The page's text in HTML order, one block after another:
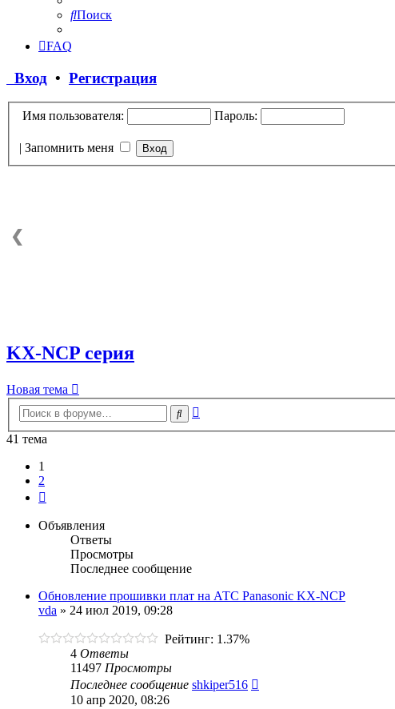
Поиск
FAQ
Вход • Регистрация
Имя пользователя: Пароль:
| Запомнить меня
❮
KX-NCP серия
Новая тема
Поиск
41 тема
1
2
Объявления
Ответы
Просмотры
Последнее сообщение
Обновление прошивки плат на АТС Panasonic KX-NCP
vda » 24 июл 2019, 09:28
Рейтинг: 1.37%
4 Ответы
11497 Просмотры
Последнее сообщение shkiper516
10 апр 2020, 08:26